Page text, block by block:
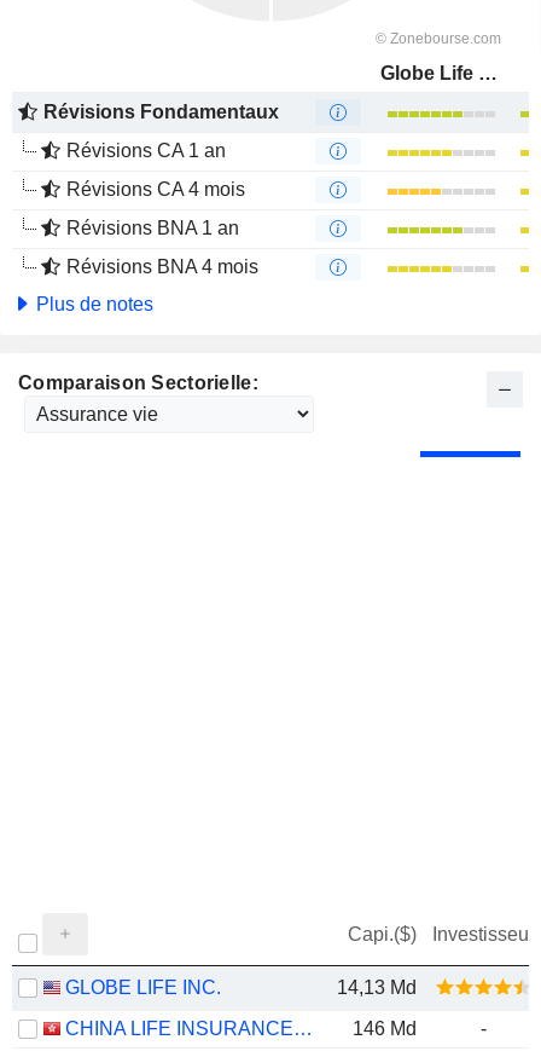
Globe Life Inc.
Révisions Fondamentaux
Révisions CA 1 an
Révisions CA 4 mois
Révisions BNA 1 an
Révisions BNA 4 mois
Plus de notes
Comparaison Sectorielle:
Capi.($) Investisseur
GLOBE LIFE INC.
14,13 Md
CHINA LIFE INSURANCE COMPANY LIMITED
146 Md
-